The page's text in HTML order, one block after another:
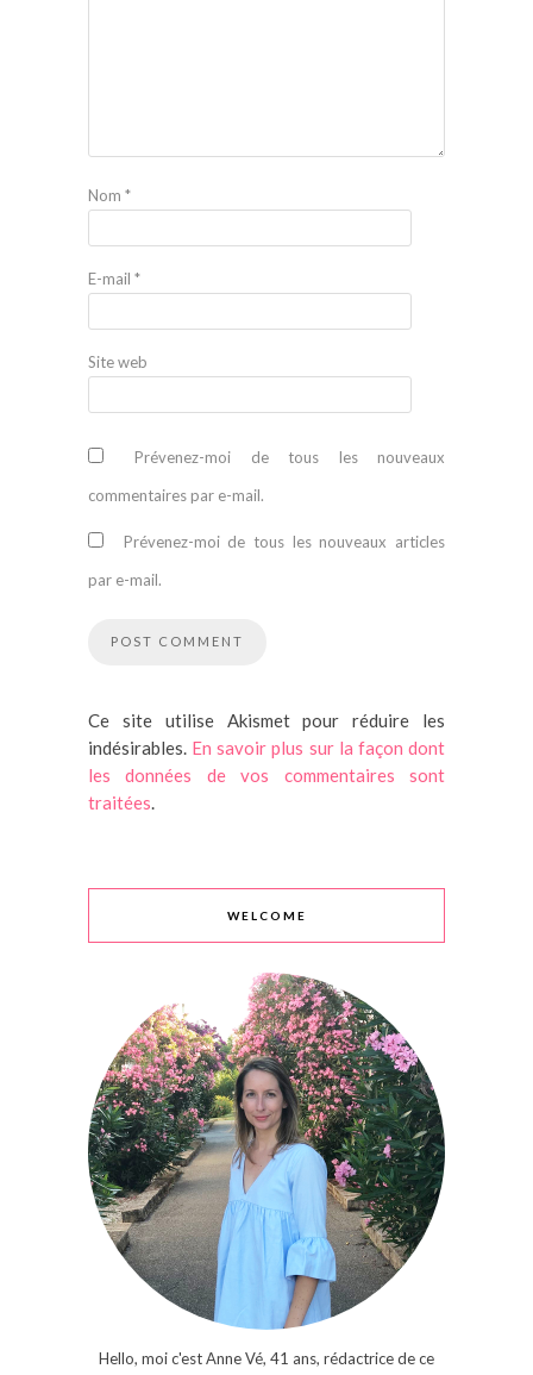
Nom *
E-mail *
Site web
Prévenez-moi de tous les nouveaux
commentaires par e-mail.
Prévenez-moi de tous les nouveaux articles
par e-mail.
Ce site utilise Akismet pour réduire les
indésirables. En savoir plus sur la façon dont
les données de vos commentaires sont
traitées.
WELCOME
Hello, moi c'est Anne Vé, 41 ans, rédactrice de ce